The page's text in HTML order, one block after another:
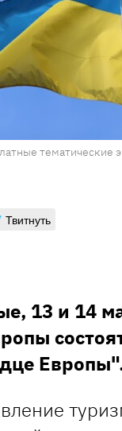
тематические
Твитнуть
13 и 14